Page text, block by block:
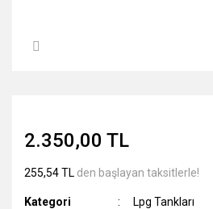
2.350,00 TL
255,54 TL den başlayan taksitlerle!
Kategori
Lpg Tankları